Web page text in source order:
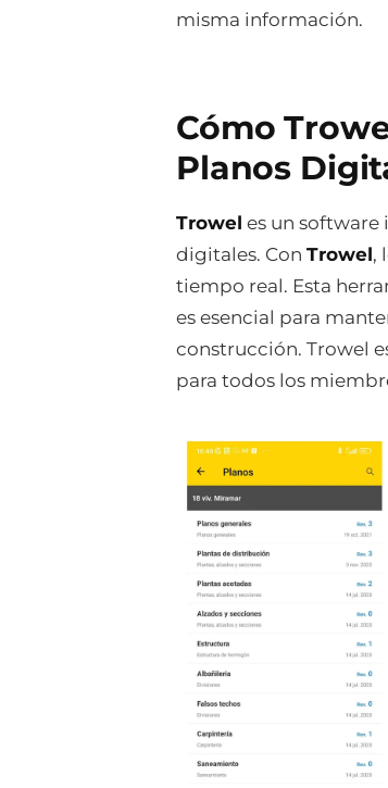
misma información.
Cómo
Planos
Trowel es un
digitales. Con Trowel,
tiempo real. Esta
es esencial para
construcción. Trowel
para todos los